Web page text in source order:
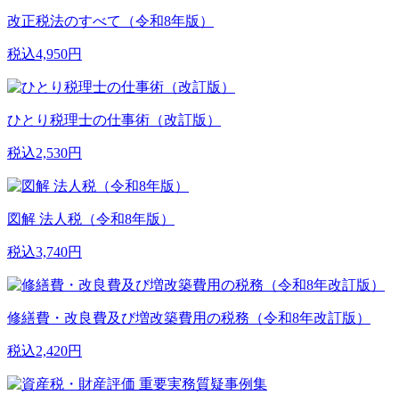
改正税法のすべて（令和8年版）
税込4,950円
ひとり税理士の仕事術（改訂版）
税込2,530円
図解 法人税（令和8年版）
税込3,740円
修繕費・改良費及び増改築費用の税務（令和8年改訂版）
税込2,420円